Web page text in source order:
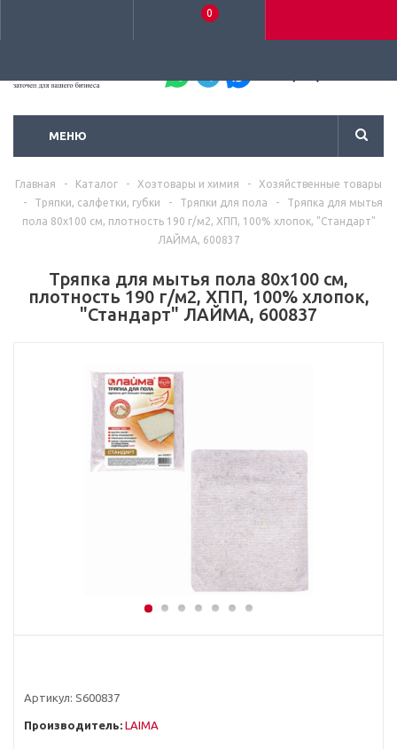
0
МЕНЮ
Главная - Каталог - Хозтовары и химия -
Хозяйственные товары
-
Тряпки, салфетки, губки - Тряпки для пола -
Тряпка для мытья
пола 80х100 см, плотность 190 г/м2, ХПП, 100% хлопок, "Стандарт"
ЛАЙМА, 600837
Тряпка для мытья пола 80х100 см,
плотность 190 г/м2, ХПП, 100% хлопок,
"Стандарт" ЛАЙМА, 600837
Артикул: S600837
Производитель: LAIMA